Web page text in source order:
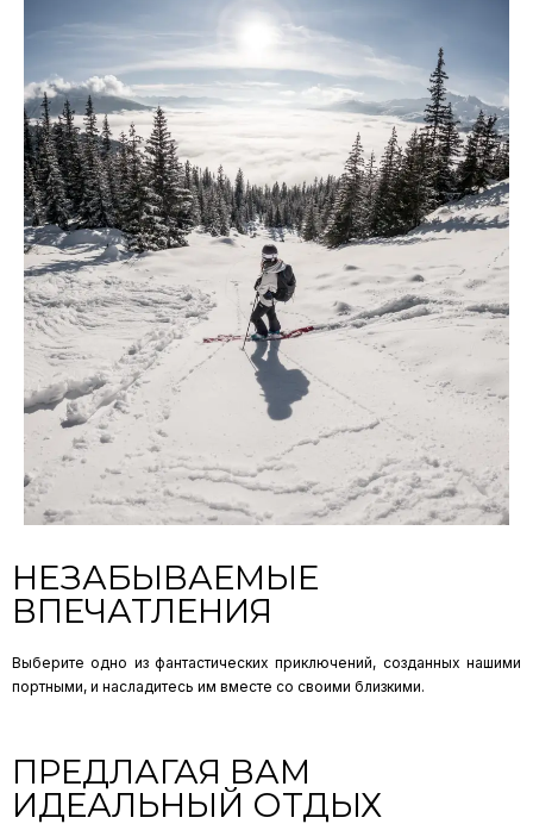
НЕЗАБЫВАЕМЫЕ
ВПЕЧАТЛЕНИЯ
Выберите одно из фантастических приключений, созданных нашими
портными, и насладитесь им вместе со своими близкими.
ПРЕДЛАГАЯ ВАМ
ИДЕАЛЬНЫЙ ОТДЫХ